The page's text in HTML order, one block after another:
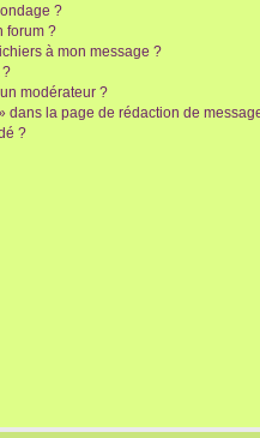
?
forum ?
à mon message ?
?
modérateur ?
dans la page de rédaction de
?